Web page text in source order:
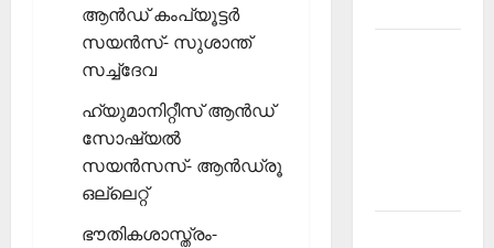
ആന്‍ഡ് കംപ്യൂട്ടര്‍
സയന്‍സ്- സുശാന്ത്
സച്ച്‌ദേവ
ഹ്യുമാനിറ്റീസ് ആന്‍ഡ്
സോഷ്യല്‍
സയന്‍സസ്- ആന്‍ഡ്രൂ
ഒല്ലെറ്റ്
ഭൗതികശാസ്ത്രം-